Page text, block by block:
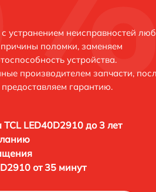
устранением неисправностей
поломки, заменяем
устройства.
производителем запчасти,
гарантию.
TCL LED40D2910 до 3 лет
от 35 минут